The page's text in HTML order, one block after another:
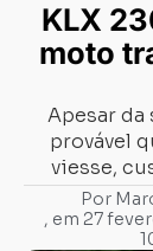
KLX
moto
Apesar da
provável
viesse,
Por
, em 27